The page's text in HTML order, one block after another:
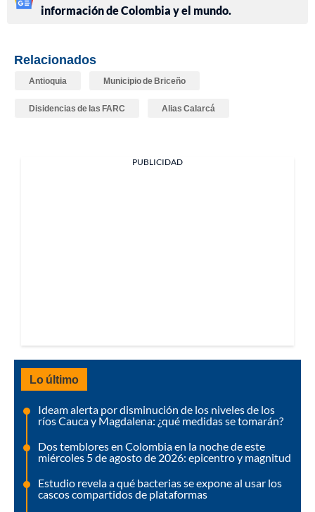
información de Colombia y el mundo.
Relacionados
Antioquia Municipio de Briceño
Disidencias de las FARC Alias Calarcá
PUBLICIDAD
Lo último
Ideam alerta por disminución de los niveles de los
ríos Cauca y Magdalena: ¿qué medidas se tomarán?
Dos temblores en Colombia en la noche de este
miércoles 5 de agosto de 2026: epicentro y magnitud
Estudio revela a qué bacterias se expone al usar los
cascos compartidos de plataformas